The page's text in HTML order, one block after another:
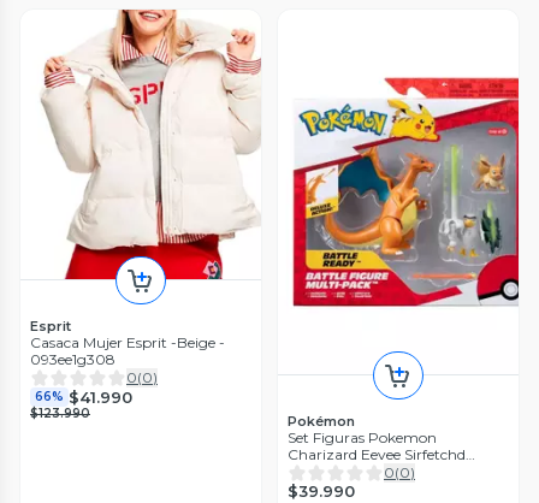
Esprit
Casaca Mujer Esprit -Beige -
093ee1g308
0(0)
66% $41.990
$123.990 Pokémon
Set Figuras Pokemon
Charizard Eevee Sirfetchd
PKW2980
0(0)
$39.990